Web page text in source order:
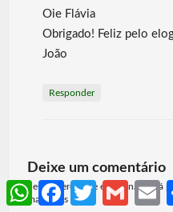
Oie Flávia
Obrigado! Feliz pelo
João
Responder
Deixe um comentário
Seu endereço de e-mail não será
marcados *
WhatsAppFacebookTwitterGmail